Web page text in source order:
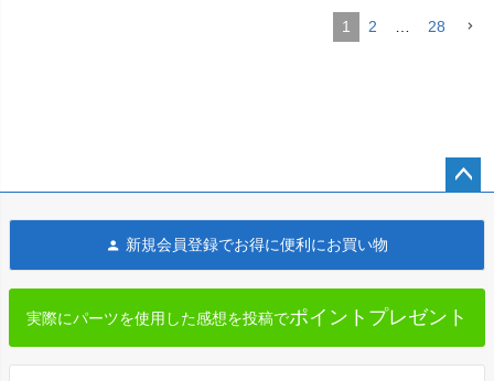
1 2 28
へ
新規会員登録でお得に便利にお買い物
実際にパーツを使用した感想を投稿でポイントプレゼント